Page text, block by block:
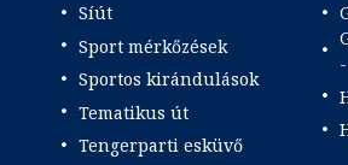
Síút
Sport mérkőzések
Sportos kirándulások
Tematikus út
Tengerparti esküvő